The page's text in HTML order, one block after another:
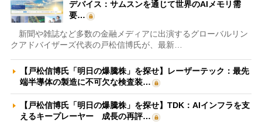
デバイス：サムスンを通じて世界のAIメモリ需
要…
新聞や雑誌など多数の金融メディアに出演するグローバルリン
クアドバイザーズ代表の戸松信博氏が、最新…
【戸松信博氏「明日の爆騰株」を探せ】レーザーテック：最先
端半導体の製造に不可欠な検査装…
【戸松信博氏「明日の爆騰株」を探せ】TDK：AIインフラを支
えるキープレーヤー 成長の再評…